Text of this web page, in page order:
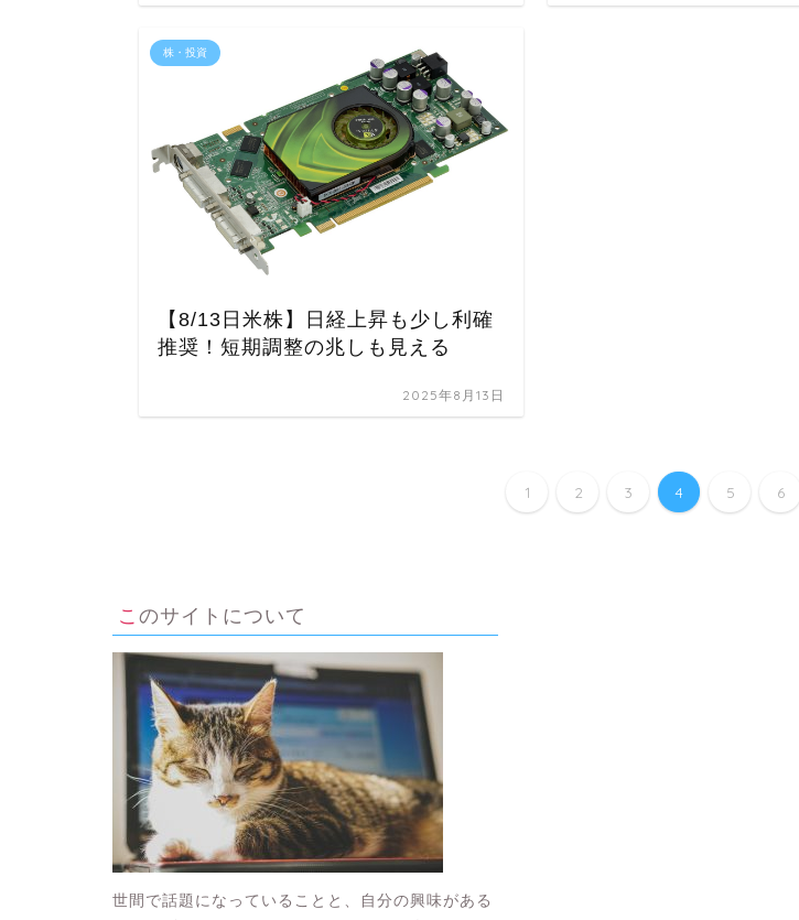
株・投資
【8/13日米株】日経上昇も少し利確
推奨！短期調整の兆しも見える
2025年8月13日
1 2 3 4 5 6
このサイトについて
世間で話題になっていることと、自分の興味がある